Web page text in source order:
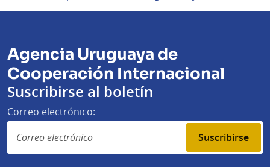
Agencia Uruguaya de
Cooperación Internacional
Suscribirse al boletín
Correo electrónico:
Suscribirse